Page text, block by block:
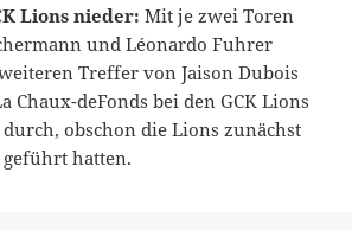
Lions nieder: Mit je zwei Toren
und Léonardo Fuhrer
Treffer von Jaison Dubois
Chaux-deFonds bei den GCK Lions
obschon die Lions zunächst
hatten.